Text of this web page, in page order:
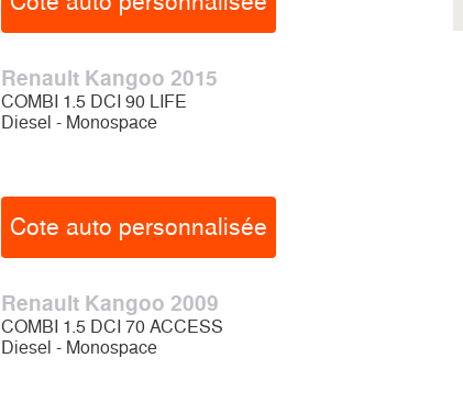
Renault Kangoo 2015
COMBI 1.5 DCI 90 LIFE
Diesel - Monospace
Cote auto personnalisée
Renault Kangoo 2009
COMBI 1.5 DCI 70 ACCESS
Diesel - Monospace